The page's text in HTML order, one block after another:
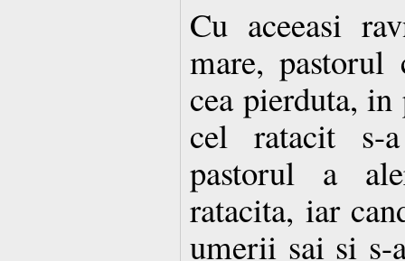
Cu aceeasi
mare,
cea pierduta,
cel ratacit s-
pastorul a
ratacita, iar
umerii sai si s-